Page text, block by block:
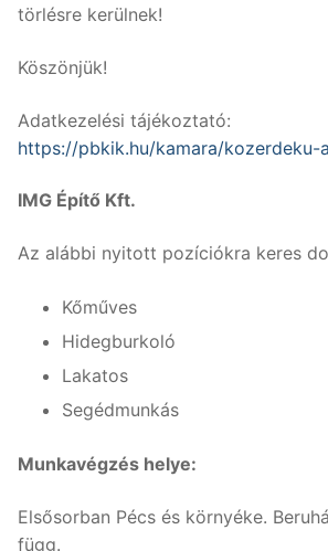
törlésre kerülnek!
Köszönjük!
Adatkezelési tájékoztató:
https://pbkik.hu/kamara/kozerdeku-
IMG Építő Kft.
Az alábbi nyitott pozíciókra keres
Kőműves
Hidegburkoló
Lakatos
Segédmunkás
Munkavégzés helye:
Elsősorban Pécs és környéke.
függ.